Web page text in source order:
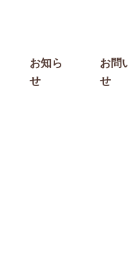
お知ら
せ
お問
せ